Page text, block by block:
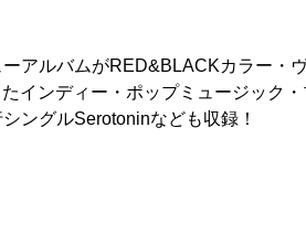
アルバムがRED&BLACKカラー・
インディー・ポップミュージック・
ングルSerotoninなども収録！